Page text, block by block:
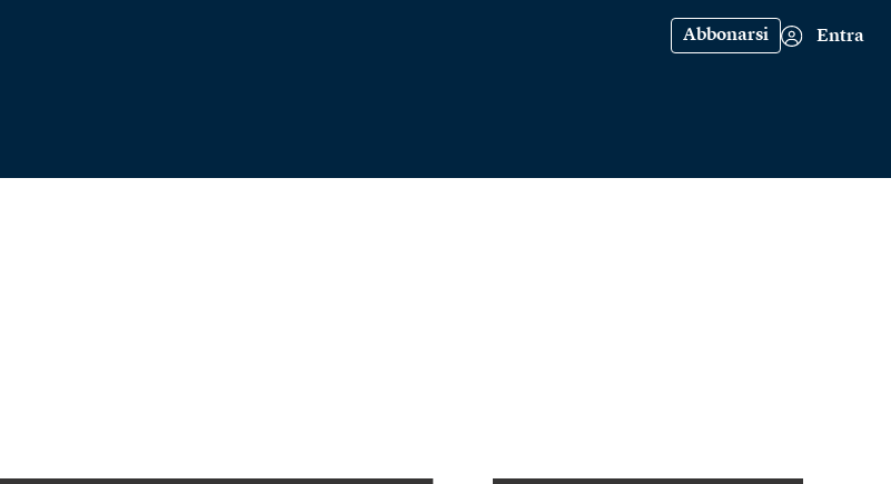
Abbonarsi Entra